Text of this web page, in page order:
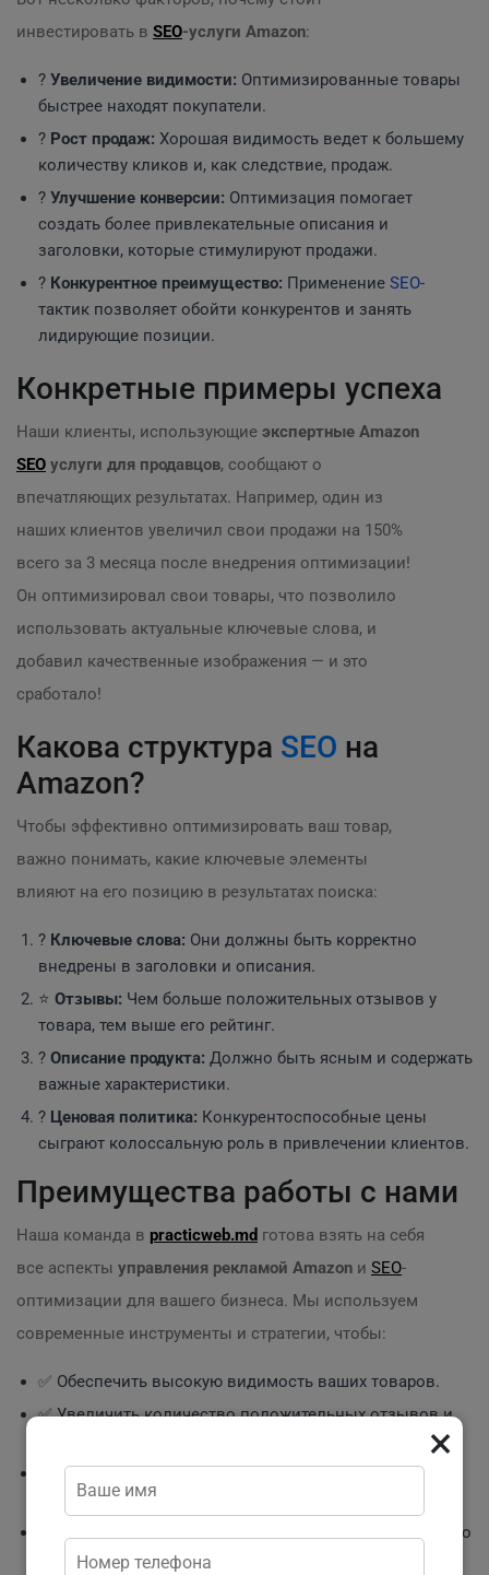
инвестировать в SEO-услуги Amazon:
? Увеличение видимости: Оптимизированные товары
быстрее находят покупатели.
? Рост продаж: Хорошая видимость ведет к большему
количеству кликов и, как следствие, продаж.
? Улучшение конверсии: Оптимизация помогает
создать более привлекательные описания и
заголовки, которые стимулируют продажи.
? Конкурентное преимущество: Применение SEO-
тактик позволяет обойти конкурентов и занять
лидирующие позиции.
Конкретные примеры успеха
Наши клиенты, использующие экспертные Amazon
SEO услуги для продавцов, сообщают о
впечатляющих результатах. Например, один из
наших клиентов увеличил свои продажи на 150%
всего за 3 месяца после внедрения оптимизации!
Он оптимизировал свои товары, что позволило
использовать актуальные ключевые слова, и
добавил качественные изображения — и это
сработало!
Какова структура SEO на
Amazon?
Чтобы эффективно оптимизировать ваш товар,
важно понимать, какие ключевые элементы
влияют на его позицию в результатах поиска:
? Ключевые слова: Они должны быть корректно
внедрены в заголовки и описания.
⭐ Отзывы: Чем больше положительных отзывов у
товара, тем выше его рейтинг.
? Описание продукта: Должно быть ясным и содержать
важные характеристики.
? Ценовая политика: Конкурентоспособные цены
сыграют колоссальную роль в привлечении клиентов.
Преимущества работы с нами
Наша команда в practicweb.md готова взять на себя
все аспекты управления рекламой Amazon и SEO-
оптимизации для вашего бизнеса. Мы используем
современные инструменты и стратегии, чтобы:
✅ Обеспечить высокую видимость ваших товаров.
✅ Увеличить количество положительных отзывов и
✅ Оптимизировать ваш листинг под актуальные
запросы.
✅ Создать рекламные кампании, которые эффективно
увеличат ваши продажи.
×